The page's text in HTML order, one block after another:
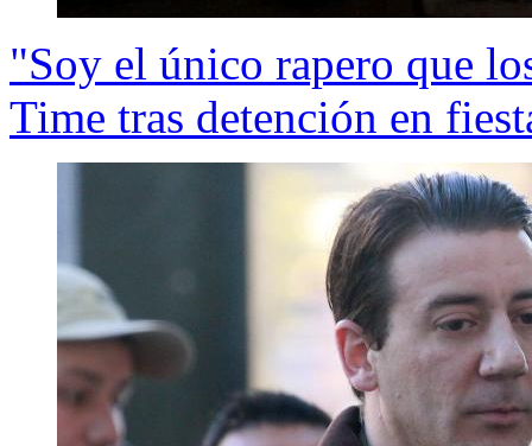
"Soy el único rapero que
Time tras detención en